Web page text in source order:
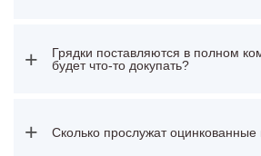
+
Грядки поставляются в полном
будет что-то докупать?
+ Сколько прослужат оцинкованные